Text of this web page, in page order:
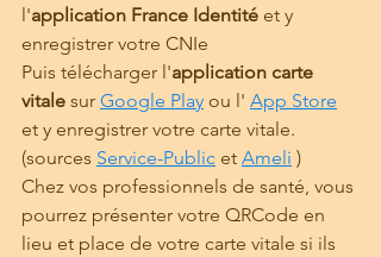
l'application France Identité et y
enregistrer votre CNIe
Puis télécharger l'application carte
vitale sur Google Play ou l' App Store
et y enregistrer votre carte vitale.
(sources Service-Public et Ameli )
Chez vos professionnels de santé, vous
pourrez présenter votre QRCode en
lieu et place de votre carte vitale si ils